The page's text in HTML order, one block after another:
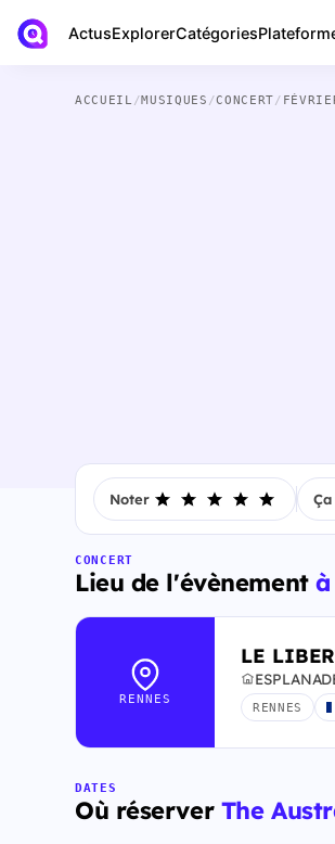
ActusExplorerCatégories
ACCUEIL /MUSIQUES /CONCERT/
Noter
CONCERT
Lieu de l'évènementà
RENNES
LE
RENNES
DATES
Où réserver The